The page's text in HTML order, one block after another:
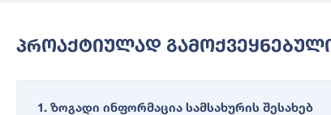
Პროაქტიულად
1. ზოგადი ინფორმაცია სამსახურის შესახებ